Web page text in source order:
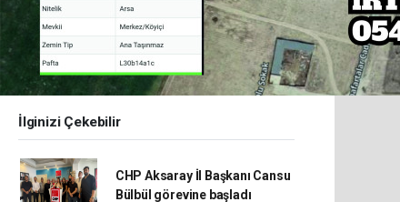
İlginizi Çekebilir
CHP Aksaray İl Başkanı Cansu
Bülbül görevine başladı